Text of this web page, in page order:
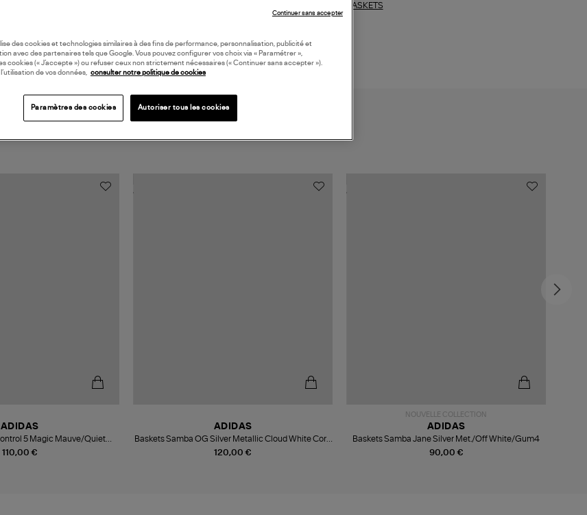
BASKETS
110,00 €
ADIDAS
5 Magic Mauve/Quiet
Distilled Pink
120,00 €
ADIDAS
Baskets Samba OG Silver Metallic Cloud White Core
White
NOUVELLE COLLECTION
90,00 €
ADIDAS
Baskets Samba Jane Silver Met./Off White/Gum4
des cookies et technologies similaires à des fins de performance, personnalisation, publicité et
avec des partenaires tels que Google. Vous pouvez configurer vos choix via « Paramétrer »,
cookies (« J’accepte ») ou refuser ceux non strictement nécessaires (« Continuer sans accepter »).
de vos données,
consulter notre politique de cookies
Paramètres des cookies Autoriser tous les cookies
Continuer sans accepter